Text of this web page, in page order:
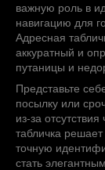
важную роль в
навигацию для
Адресная
аккуратный и
путаницы и
Представьте
посылку или
из-за
табличка
точную
стать